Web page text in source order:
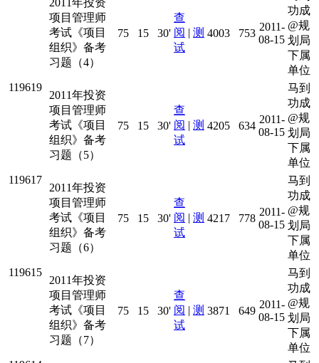
2011年投资
项目管理师
考试《项目
组织》备考
习题（4）
75 15 30'
查
阅 | 测
试
4003 753
2011-
08-15
功成
@规
划局
下属
单位
119619
2011年投资
项目管理师
考试《项目
组织》备考
习题（5）
75 15 30'
查
阅 | 测
试
4205 634
2011-
08-15
马到
功成
@规
划局
下属
单位
119617
2011年投资
项目管理师
考试《项目
组织》备考
习题（6）
75 15 30'
查
阅 | 测
试
4217 778
2011-
08-15
马到
功成
@规
划局
下属
单位
119615
2011年投资
项目管理师
考试《项目
组织》备考
习题（7）
75 15 30'
查
阅 | 测
试
3871 649
2011-
08-15
马到
功成
@规
划局
下属
单位